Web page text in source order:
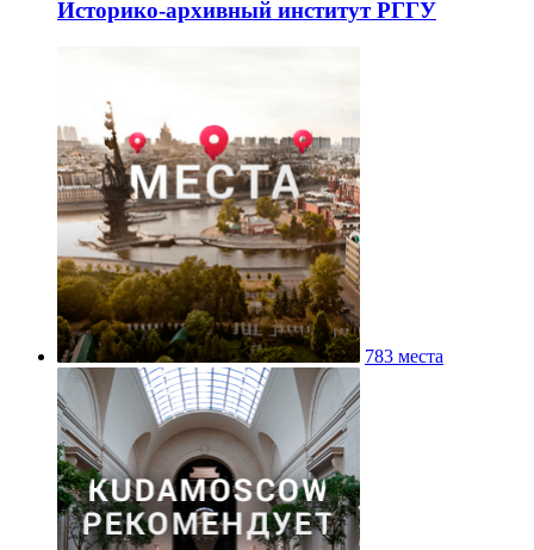
Историко-архивный институт РГГУ
783 места